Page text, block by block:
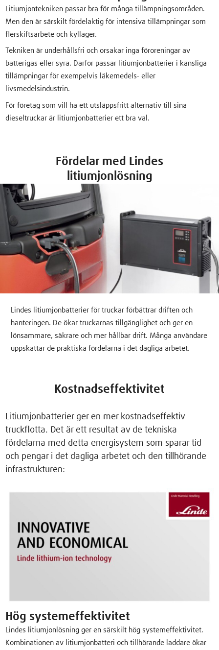
Litiumjontekniken passar bra för många tillämpningsområden.
Men den är särskilt fördelaktig för intensiva tillämpningar som
flerskiftsarbete och kyllager.
Tekniken är underhållsfri och orsakar inga föroreningar av
batterigas eller syra. Därför passar litiumjonbatterier i känsliga
tillämpningar för exempelvis läkemedels- eller
livsmedelsindustrin.
För företag som vill ha ett utsläppsfritt alternativ till sina
dieseltruckar är litiumjonbatterier ett bra val.
Fördelar med Lindes
litiumjonlösning
Lindes litiumjonbatterier för truckar förbättrar driften och
hanteringen. De ökar truckarnas tillgänglighet och ger en
lönsammare, säkrare och mer hållbar drift. Många användare
uppskattar de praktiska fördelarna i det dagliga arbetet.
Kostnadseffektivitet
Litiumjonbatterier ger en mer kostnadseffektiv
truckflotta. Det är ett resultat av de tekniska
fördelarna med detta energisystem som sparar tid
och pengar i det dagliga arbetet och den tillhörande
infrastrukturen:
Hög systemeffektivitet
Lindes litiumjonlösning ger en särskilt hög systemeffektivitet.
Kombinationen av litiumjonbatteri och tillhörande laddare ökar